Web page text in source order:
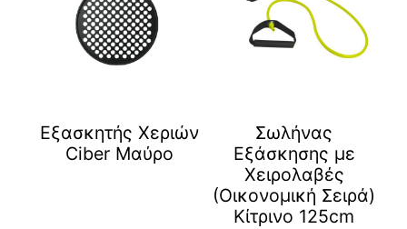
Eξασκητής Χεριών
Ciber Μαύρο
Σωλήνας
Εξάσκησης με
Χειρολαβές
(Οικονομική Σειρά)
Kίτρινο 125cm